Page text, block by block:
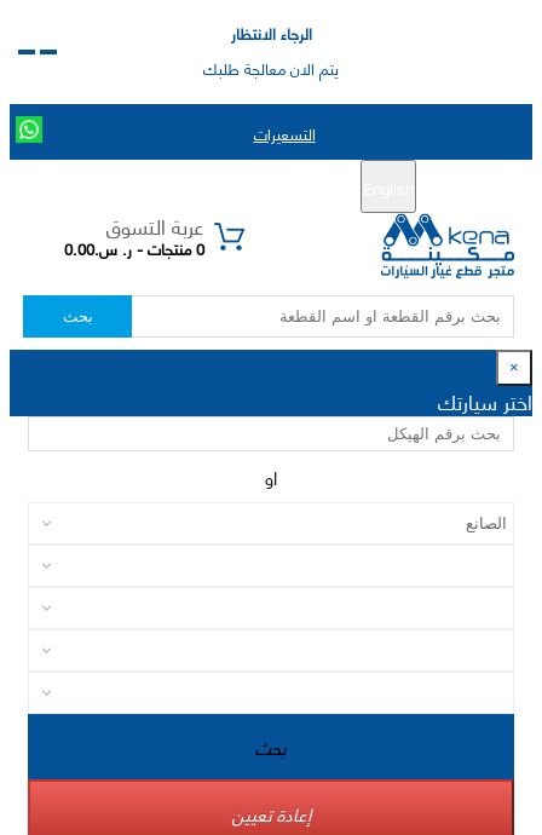
الرجاء الانتظار
يتم الان معالجة طلبك
التسعيرات
عربة التسوق
0 منتجات - ر. س.0.00
بحث
×
اختر سيارتك
او
بحث
إعادة تعيين